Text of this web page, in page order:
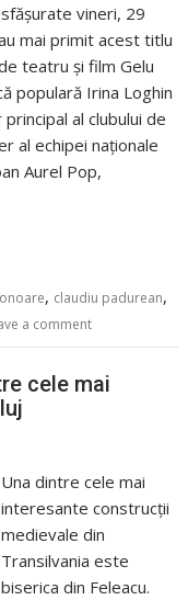
vineri, 29
mai primit acest titlu
teatru şi film Gelu
populară Irina Loghin
al clubului de
al echipei naționale
Aurel Pop,
, claudiu padurean,
a comment
cele mai
Una dintre cele mai
interesante construcţii
medievale din
Transilvania este
biserica din Feleacu.